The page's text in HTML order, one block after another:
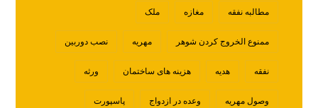
مطالبه نفقه مغازه ملک
ممنوع الخروج کردن شوهر مهریه نصب دوربین
نفقه هدیه هزینه های ساختمان ورثه
وصول مهریه وعده در ازدواج پاسپورت